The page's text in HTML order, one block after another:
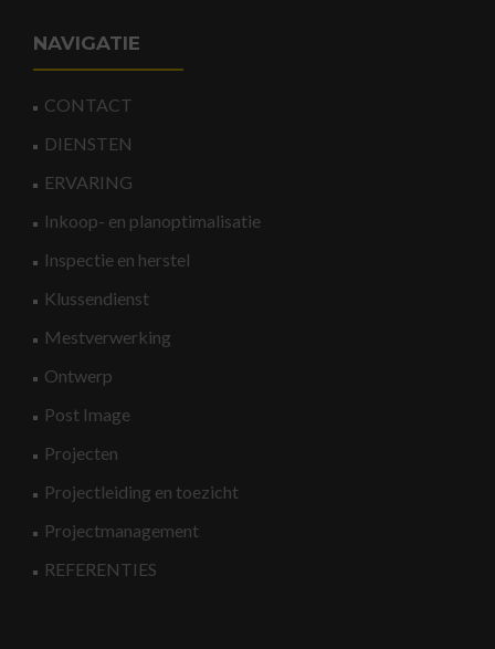
NAVIGATIE
CONTACT
DIENSTEN
ERVARING
Inkoop- en planoptimalisatie
Inspectie en herstel
Klussendienst
Mestverwerking
Ontwerp
Post Image
Projecten
Projectleiding en toezicht
Projectmanagement
REFERENTIES